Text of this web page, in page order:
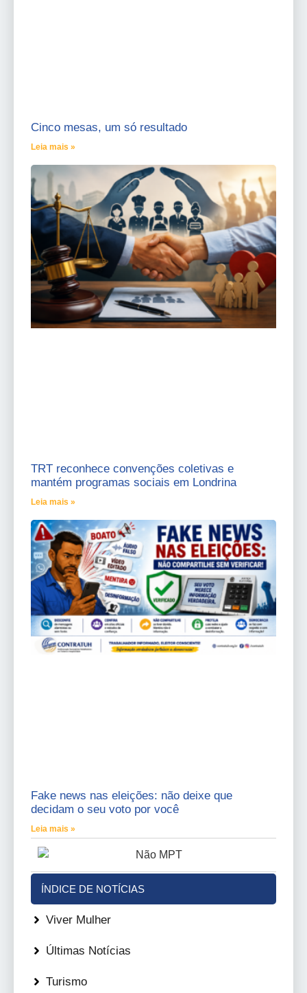
Cinco mesas, um só resultado
Leia mais »
TRT reconhece convenções coletivas e
mantém programas sociais em Londrina
Leia mais »
Fake news nas eleições: não deixe que
decidam o seu voto por você
Leia mais »
ÍNDICE DE NOTÍCIAS
Viver Mulher
Últimas Notícias
Turismo